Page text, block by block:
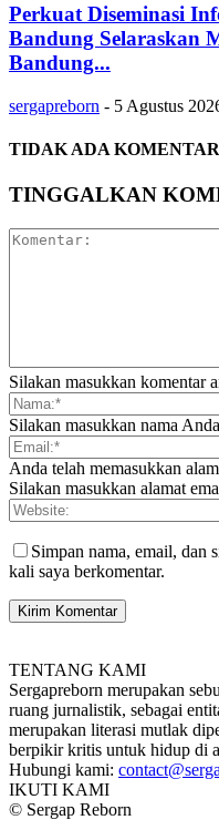
Perkuat Diseminasi
Bandung Selaraskan
Bandung...
sergapreborn - 5 Agustus
TIDAK ADA KOMENTAR
TINGGALKAN
Silakan masukkan komentar
Silakan masukkan nama
Anda telah memasukkan
Silakan masukkan alamat
Simpan nama, email, dan
kali saya berkomentar.
TENTANG KAMI
Sergapreborn merupakan
ruang jurnalistik, sebagai
merupakan literasi mutlak
berpikir kritis untuk hidup di
Hubungi kami:
IKUTI KAMI
© Sergap Reborn